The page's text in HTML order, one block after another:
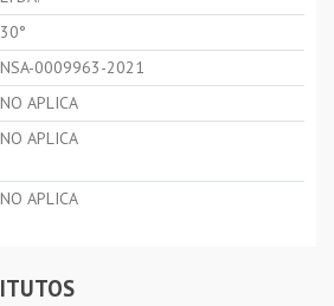
30°
NSA-0009963-2021
NO APLICA
NO APLICA
NO APLICA